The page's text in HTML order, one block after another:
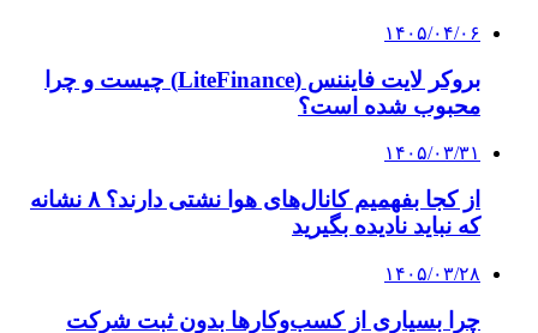
۱۴۰۵/۰۴/۰۶
بروکر لایت فایننس (LiteFinance) چیست و چرا
محبوب شده است؟
۱۴۰۵/۰۳/۳۱
از کجا بفهمیم کانال‌های هوا نشتی دارند؟ ۸ نشانه
که نباید نادیده بگیرید
۱۴۰۵/۰۳/۲۸
چرا بسیاری از کسب‌وکارها بدون ثبت شرکت